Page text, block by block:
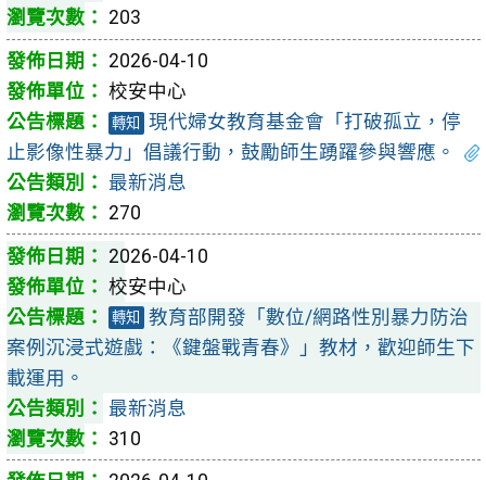
203
2026-04-10
校安中心
轉知
現代婦女教育基金會「打破孤立，停
止影像性暴力」倡議行動，鼓勵師生踴躍參與響應。
最新消息
270
2026-04-10
校安中心
轉知
教育部開發「數位/網路性別暴力防治
案例沉浸式遊戲：《鍵盤戰青春》」教材，歡迎師生下
載運用。
最新消息
310